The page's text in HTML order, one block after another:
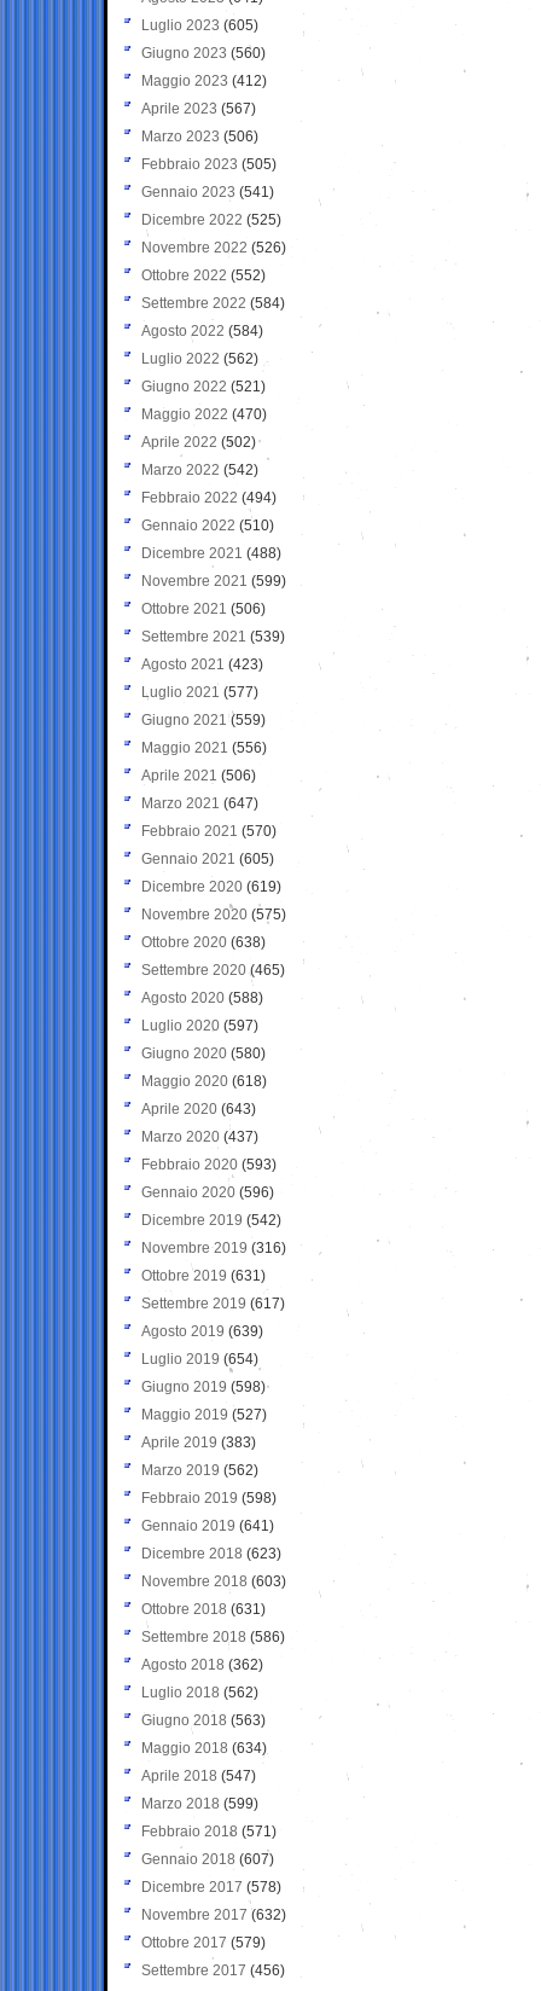
Luglio 2023 (605)
Giugno 2023 (560)
Maggio 2023 (412)
Aprile 2023 (567)
Marzo 2023 (506)
Febbraio 2023 (505)
Gennaio 2023 (541)
Dicembre 2022 (525)
Novembre 2022 (526)
Ottobre 2022 (552)
Settembre 2022 (584)
Agosto 2022 (584)
Luglio 2022 (562)
Giugno 2022 (521)
Maggio 2022 (470)
Aprile 2022 (502)
Marzo 2022 (542)
Febbraio 2022 (494)
Gennaio 2022 (510)
Dicembre 2021 (488)
Novembre 2021 (599)
Ottobre 2021 (506)
Settembre 2021 (539)
Agosto 2021 (423)
Luglio 2021 (577)
Giugno 2021(559)
Maggio 2021 (556)
Aprile 2021 (506)
Marzo 2021 (647)
Febbraio 2021 (570)
Gennaio 2021 (605)
Dicembre 2020 (619)
Novembre 2020 (575)
Ottobre 2020 (638)
Settembre 2020(465)
Agosto 2020 (588)
Luglio 2020 (597)
Giugno 2020 (580)
Maggio 2020 (618)
Aprile 2020 (643)
Marzo 2020 (437)
Febbraio 2020 (593)
Gennaio 2020 (596)
Dicembre 2019 (542)
Novembre 2019 (316)
Ottobre 2019 (631)
Settembre 2019 (617)
Agosto 2019 (639)
Luglio 2019 (654)
Giugno 2019 (598)
Maggio 2019 (527)
Aprile 2019 (383)
Marzo 2019 (562)
Febbraio 2019 (598)
Gennaio 2019 (641)
Dicembre 2018 (623)
Novembre 2018 (603)
Ottobre 2018 (631)
Settembre 2018 (586)
Agosto 2018 (362)
Luglio 2018 (562)
Giugno 2018 (563)
Maggio 2018 (634)
Aprile 2018 (547)
Marzo 2018 (599)
Febbraio 2018 (571)
Gennaio 2018 (607)
Dicembre 2017 (578)
Novembre 2017 (632)
Ottobre 2017 (579)
Settembre 2017 (456)